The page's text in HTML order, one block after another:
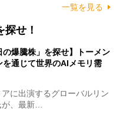
一覧を見る
せ！
の爆騰株」を探せ】トーメン
通じて世界のAIメモリ需
に出演するグローバルリン
、最新…